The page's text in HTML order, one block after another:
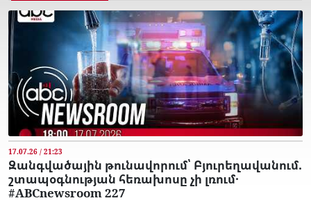
17.07.26 / 21:23
Զանգվածային թունավորում՝ Բյուրեղավանում.
շտապօգնության հեռախոսը չի լռում․
#ABCnewsroom 227